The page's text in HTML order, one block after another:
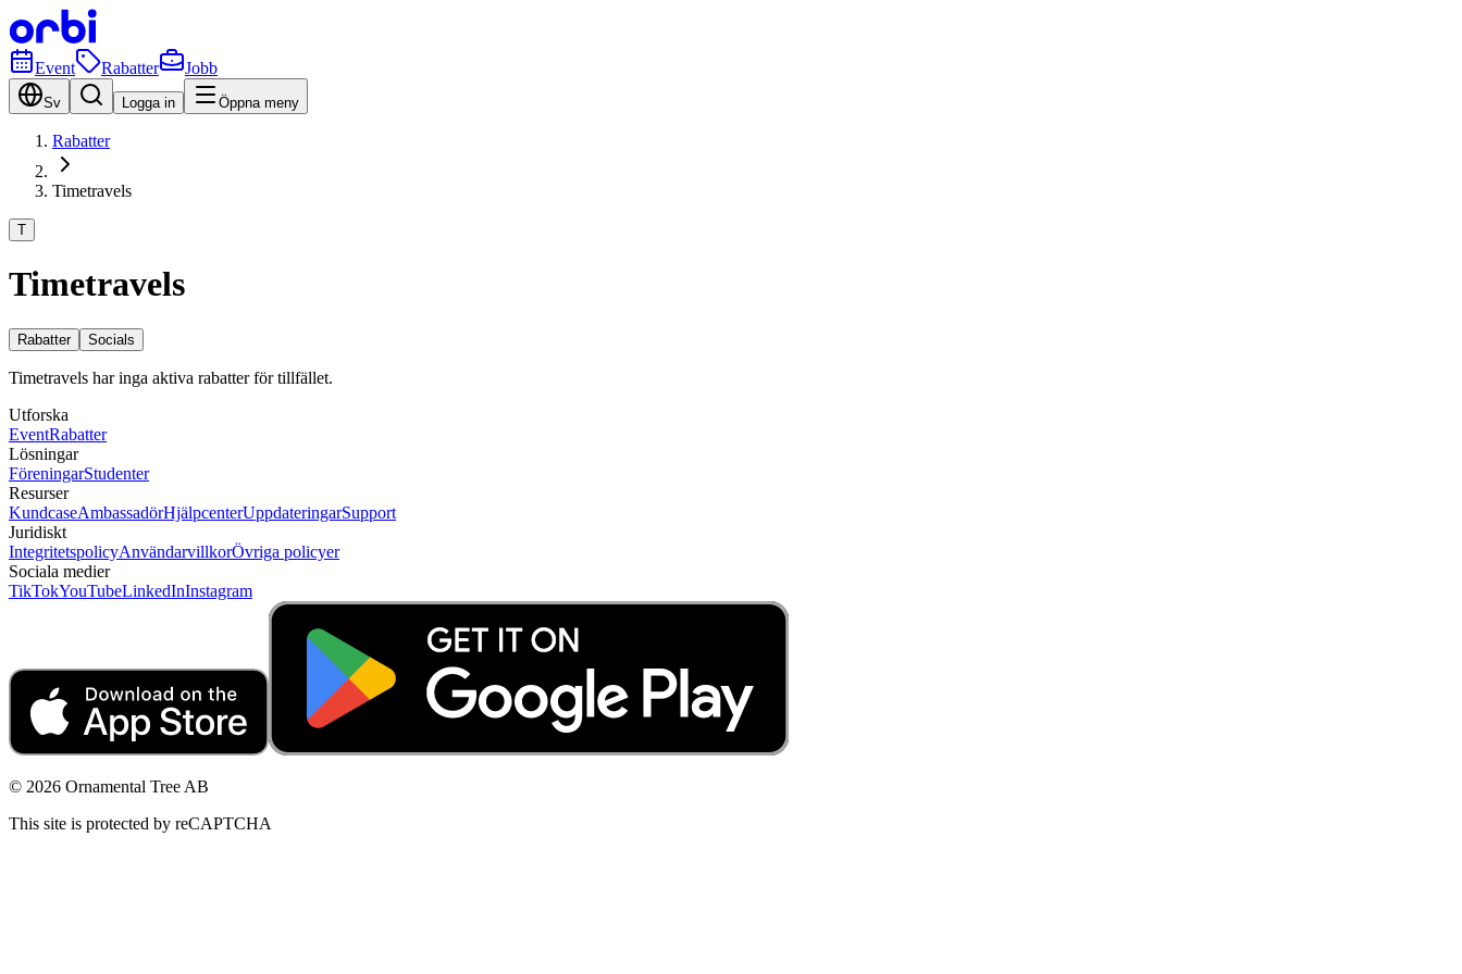
Event Rabatter Jobb
Sv Logga in Öppna meny
Rabatter
Timetravels
T
Timetravels
Rabatter Socials
Timetravels har inga aktiva rabatter för tillfället.
Utforska
EventRabatter
Lösningar
FöreningarStudenter
Resurser
KundcaseAmbassadörHjälpcenterUppdateringarSupport
Juridiskt
IntegritetspolicyAnvändarvillkorÖvriga policyer
Sociala medier
TikTokYouTubeLinkedInInstagram
© 2026 Ornamental Tree AB
This site is protected by reCAPTCHA